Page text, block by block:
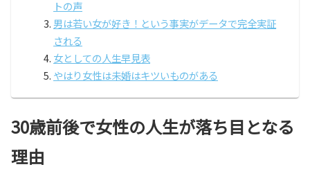
トの声
男は若い女が好き！という事実がデータで完全実証
される
女としての人生早見表
やはり女性は未婚はキツいものがある
30歳前後で女性の人生が落ち目となる
理由